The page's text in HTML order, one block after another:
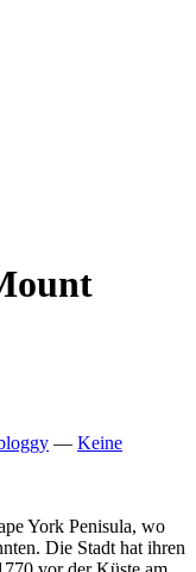
— Keine
York Penisula, wo
Die Stadt hat ihren